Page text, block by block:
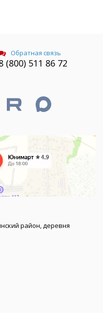
Обратная связь
(800) 511 86 72
район, деревня